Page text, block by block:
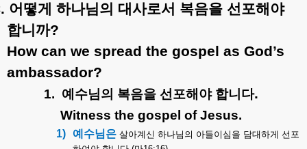
어떻게 하나님의 대사로서 복음을 선포해야
합니까?
How can we spread the gospel as God’s
ambassador?
1. 예수님의 복음을 선포해야 합니다.
Witness the gospel of Jesus.
1) 예수님은 살아계신 하나님의 아들이심을 담대하게 선포